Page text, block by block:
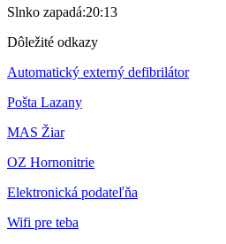
Slnko zapadá:20:13
Dôležité odkazy
Automatický externý defibrilátor
Pošta Lazany
MAS Žiar
OZ Hornonitrie
Elektronická podateľňa
Wifi pre teba